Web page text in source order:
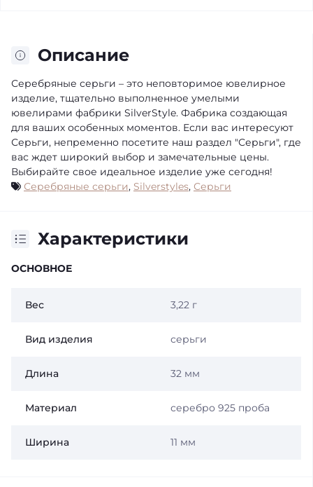
Описание
Серебряные серьги – это неповторимое ювелирное
изделие, тщательно выполненное умелыми
ювелирами фабрики SilverStyle. Фабрика создающая
для ваших особенных моментов. Если вас интересуют
Серьги, непременно посетите наш раздел "Серьги", где
вас ждет широкий выбор и замечательные цены.
Выбирайте свое идеальное изделие уже сегодня!
Серебряные серьги, Silverstyles, Серьги
Характеристики
ОСНОВНОЕ
Вес 3,22 г
Вид изделия серьги
Длина 32 мм
Материал серебро 925 проба
Ширина 11 мм